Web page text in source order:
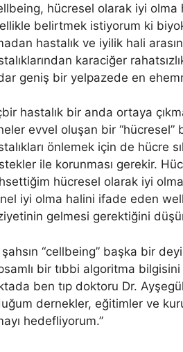
hücresel olarak iyi olma
belirtmek istiyorum ki
hastalık ve iyilik hali
karaciğer
geniş bir yelpazede en
hastalık bir anda ortaya
evvel oluşan bir
önlemek için de hücre
ile korunması gerekir.
hücresel olarak iyi
iyi olma halini ifade eden
gelmesi gerektiğini
şahsın “cellbeing” başka bir
bir tıbbi algoritma
ben tıp doktoru Dr.
dernekler, eğitimler ve
hedefliyorum.”